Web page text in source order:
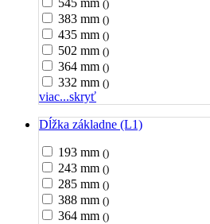
545 mm ()
383 mm ()
435 mm ()
502 mm ()
364 mm ()
332 mm ()
viac...skryť
Dĺžka základne (L1)
193 mm ()
243 mm ()
285 mm ()
388 mm ()
364 mm ()